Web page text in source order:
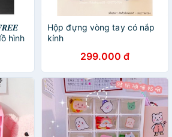
hình
Hộp đựng vòng tay có nắp
kính
299.000 đ